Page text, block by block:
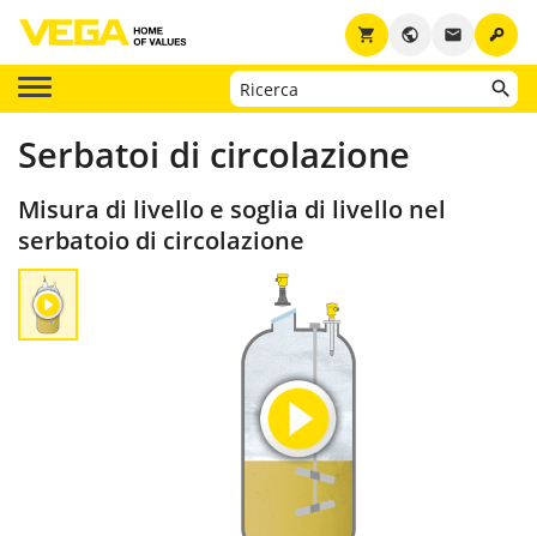
key
email
public
shopping_cart
Serbatoi di circolazione
Misura di livello e soglia di livello nel
serbatoio di circolazione